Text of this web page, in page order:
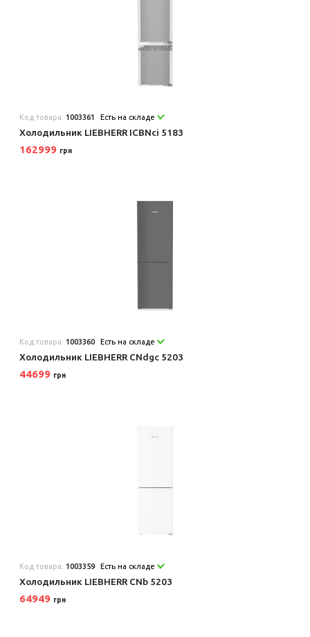
Код товара: 1003361 Есть на складе
Холодильник LIEBHERR ICBNci 5183
162999 грн
Код товара: 1003360 Есть на складе
Холодильник LIEBHERR CNdgc 5203
44699 грн
Код товара: 1003359 Есть на складе
Холодильник LIEBHERR CNb 5203
64949 грн